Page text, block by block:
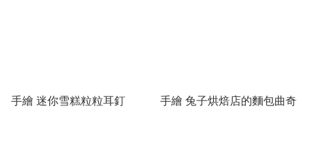
手繪 迷你雪糕粒粒耳釘 手繪 兔子烘焙店的麵包曲奇